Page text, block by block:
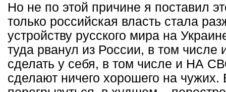
Но не по этой причине я поставил
только российская власть стала
устройству русского мира на
туда рванул из России, в том числе
сделать у себя, в том числе и НА
сделают ничего хорошего на